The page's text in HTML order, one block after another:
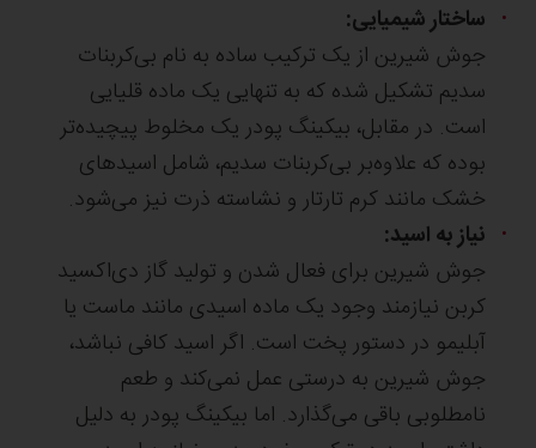
ساختار شیمیایی:
جوش شیرین از یک ترکیب ساده به نام بی‌کربنات
سدیم تشکیل شده که به تنهایی یک ماده قلیایی
است. در مقابل، بیکینگ پودر یک مخلوط پیچیده‌تر
بوده که علاوه‌بر بی‌کربنات سدیم، شامل اسیدهای
خشک مانند کرم تارتار و نشاسته ذرت نیز می‌شود.
نیاز به اسید:
جوش شیرین برای فعال شدن و تولید گاز دی‌اکسید
کربن نیازمند وجود یک ماده اسیدی مانند ماست یا
آبلیمو در دستور پخت است. اگر اسید کافی نباشد،
جوش شیرین به درستی عمل نمی‌کند و طعم
نامطلوبی باقی می‌گذارد. اما بیکینگ پودر به دلیل